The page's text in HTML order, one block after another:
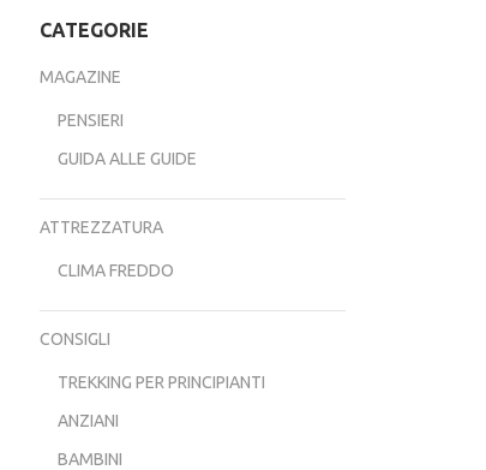
CATEGORIE
MAGAZINE
PENSIERI
GUIDA ALLE GUIDE
ATTREZZATURA
CLIMA FREDDO
CONSIGLI
TREKKING PER PRINCIPIANTI
ANZIANI
BAMBINI